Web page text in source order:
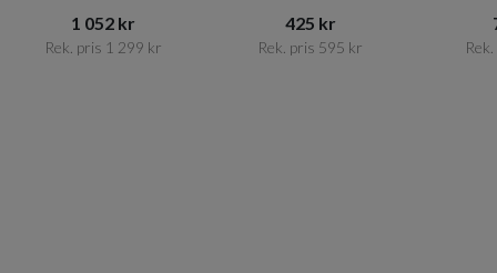
1 052 kr​​
Rek. pris 1 299 kr​​
425 kr​​
Rek. pris 595 kr​​